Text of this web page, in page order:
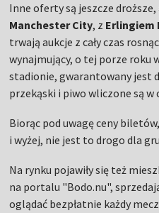
Inne oferty są jeszcze
Manchester City, z Erlingiem
trwają aukcje z cały czas
wynajmujący, o tej porze roku
stadionie, gwarantowany jest
przekąski i piwo wliczone są w
Biorąc pod uwagę ceny
i wyżej, nie jest to drogo dla
Na rynku pojawiły się też
na portalu "Bodo.nu",
oglądać bezpłatnie każdy